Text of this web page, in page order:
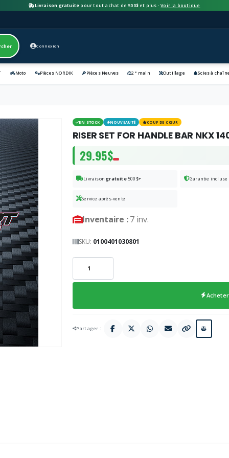
Livraison gratuite pour tout achat de 500$ et plus ·Voir la boutique
Connexion
Moto Pièces NORDIK Pièces Neuves 2 e main Outillage Scies à chaîne
EN STOCK NOUVEAUTÉ COUP DE CŒUR
RISER SET FOR HANDLE BAR NKX
29.95$
Livraisongratuite500$+ Garantie incluse
Service après-vente
Inventaire :7 inv.
SKU: 0100401030801
Partager :